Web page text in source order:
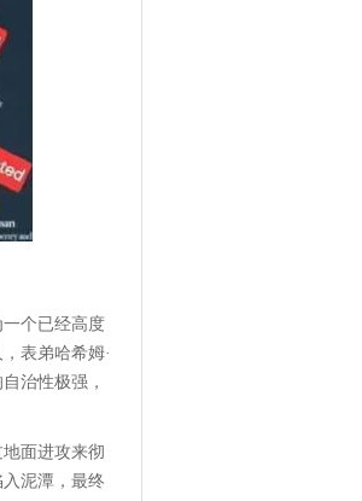
个已经高度
表弟哈希姆·
治性极强，
面进攻来彻
泥潭，最终